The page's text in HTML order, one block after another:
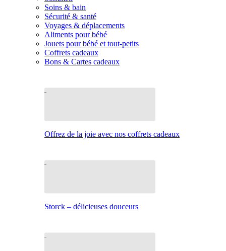
Soins & bain
Sécurité & santé
Voyages & déplacements
Aliments pour bébé
Jouets pour bébé et tout-petits
Coffrets cadeaux
Bons & Cartes cadeaux
Offrez de la joie avec nos coffrets cadeaux
Storck – délicieuses douceurs